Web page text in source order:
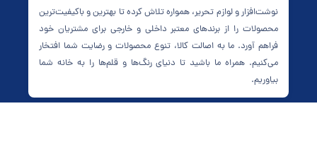
نوشت‌افزار و لوازم تحریر، همواره تلاش کرده تا بهترین و باکیفیت‌ترین
محصولات را از برندهای معتبر داخلی و خارجی برای مشتریان خود
فراهم آورد. ما به اصالت کالا، تنوع محصولات و رضایت شما افتخار
می‌کنیم. همراه ما باشید تا دنیای رنگ‌ها و قلم‌ها را به خانه شما
بیاوریم.